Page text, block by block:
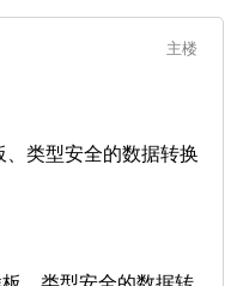
主楼
类型安全的数据转换